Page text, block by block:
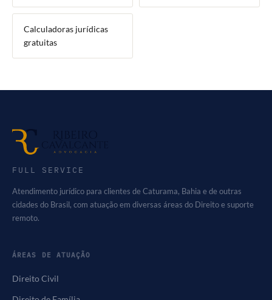
Calculadoras jurídicas
gratuitas
FULL SERVICE
Atendimento jurídico para clientes de Caturama, Bahia e de outras
cidades do Brasil, com atuação em diversas áreas do Direito e suporte
remoto.
ÁREAS DE ATUAÇÃO
Direito Civil